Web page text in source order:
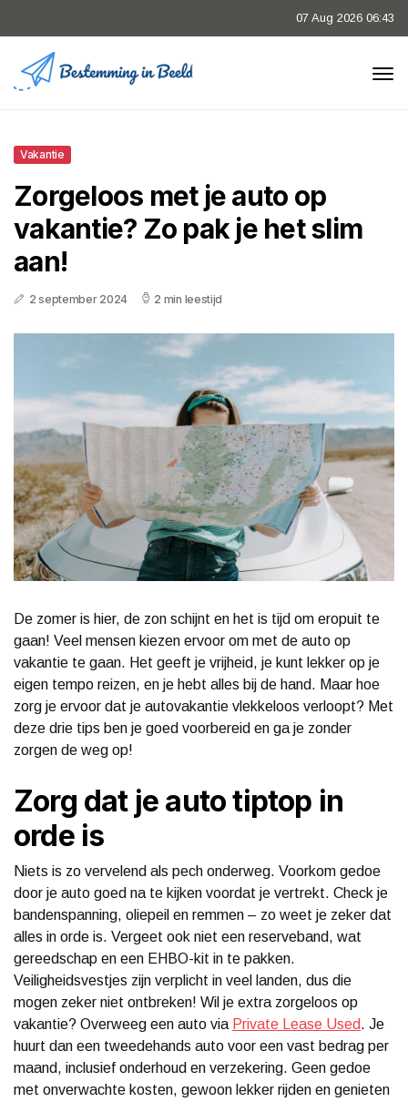
07 Aug 2026 06:43
Vakantie
Zorgeloos met je auto op
vakantie? Zo pak je het slim
aan!
2 september 2024 2 min leestijd
De zomer is hier, de zon schijnt en het is tijd om eropuit te
gaan! Veel mensen kiezen ervoor om met de auto op
vakantie te gaan. Het geeft je vrijheid, je kunt lekker op je
eigen tempo reizen, en je hebt alles bij de hand. Maar hoe
zorg je ervoor dat je autovakantie vlekkeloos verloopt? Met
deze drie tips ben je goed voorbereid en ga je zonder
zorgen de weg op!
Zorg dat je auto tiptop in
orde is
Niets is zo vervelend als pech onderweg. Voorkom gedoe
door je auto goed na te kijken voordat je vertrekt. Check je
bandenspanning, oliepeil en remmen – zo weet je zeker dat
alles in orde is. Vergeet ook niet een reserveband, wat
gereedschap en een EHBO-kit in te pakken.
Veiligheidsvestjes zijn verplicht in veel landen, dus die
mogen zeker niet ontbreken! Wil je extra zorgeloos op
vakantie? Overweeg een auto via Private Lease Used. Je
huurt dan een tweedehands auto voor een vast bedrag per
maand, inclusief onderhoud en verzekering. Geen gedoe
met onverwachte kosten, gewoon lekker rijden en genieten